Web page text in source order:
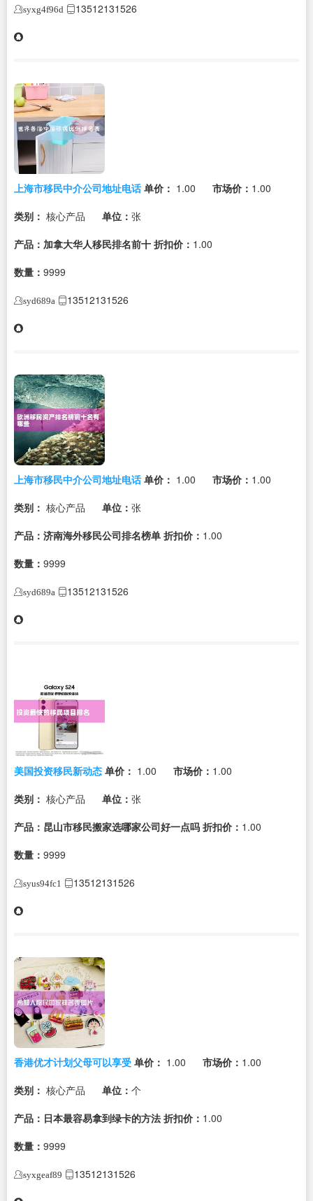
syxg4f96d 13512131526
上海市移民中介公司地址电话 单价： 1.00 市场价： 1.00
类别： 核心产品 单位： 张
产品：加拿大华人移民排名前十 折扣价： 1.00
数量： 9999
syd689a 13512131526
上海市移民中介公司地址电话 单价： 1.00 市场价： 1.00
类别： 核心产品 单位： 张
产品：济南海外移民公司排名榜单 折扣价： 1.00
数量： 9999
syd689a 13512131526
美国投资移民新动态 单价： 1.00 市场价： 1.00
类别： 核心产品 单位： 张
产品：昆山市移民搬家选哪家公司好一点吗 折扣价： 1.00
数量： 9999
syus94fc1 13512131526
香港优才计划父母可以享受 单价： 1.00 市场价： 1.00
类别： 核心产品 单位： 个
产品：日本最容易拿到绿卡的方法 折扣价： 1.00
数量： 9999
syxgeaf89 13512131526